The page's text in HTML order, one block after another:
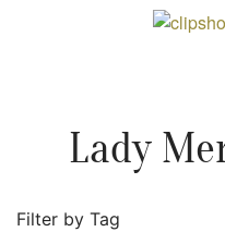
Lady
Filter by Tag